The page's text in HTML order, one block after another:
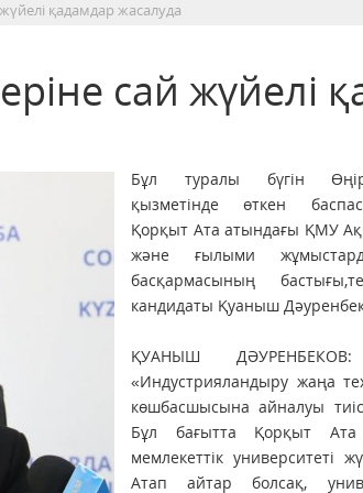
қадамдар жасалуда
сай жүйелі
Бұл туралы бүгін
қызметінде өткен
Қорқыт Ата атындағы ҚМУ
және ғылыми
басқармасының
кандидаты Қуаныш
ҚУАНЫШ
«Индустрияландыру жаңа
көшбасшысына айналуы
Бұл бағытта Қорқыт
мемлекеттік университеті
Атап айтар болсақ,